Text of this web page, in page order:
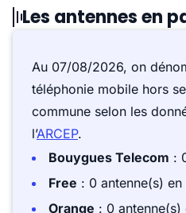
Les antennes en
Au 07/08/2026, on
téléphonie mobile hors
commune selon les
l’ARCEP.
Bouygues Telecom :
Free : 0 antenne(s) en
Orange : 0 antenne(s)